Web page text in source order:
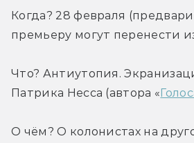
Когда? 28 февраля
премьеру могут перенести
Что? Антиутопия.
Патрика Несса (автора «
О чём? О колонистах на